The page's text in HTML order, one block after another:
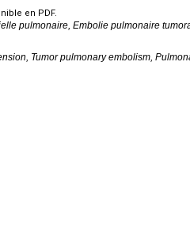
en PDF.
pulmonaire, Embolie pulmonaire
Tumor pulmonary embolism,